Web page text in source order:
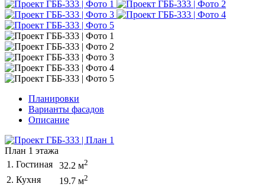
Планировки
Варианты фасадов
Описание
План 1 этажа
1. Гостиная
32.2 м2
2. Кухня 19.7 м2